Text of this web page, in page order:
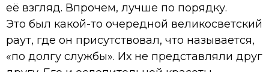
её взгляд. Впрочем, лучше по порядку.
Это был какой-то очередной великосветский
раут, где он присутствовал, что называется,
«по долгу службы». Их не представляли друг